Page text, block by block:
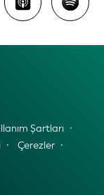
Şartları
Çerezler